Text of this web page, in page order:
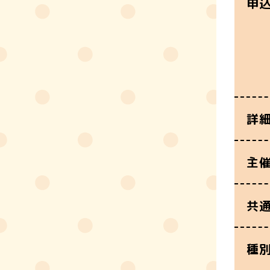
詳
主
共
種